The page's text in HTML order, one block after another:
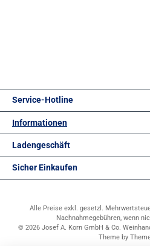
Service-Hotline
Informationen
Ladengeschäft
Sicher Einkaufen
Alle Preise exkl. gesetzl.
Nachnahmegebühren, wenn
© 2026 Josef A. Korn GmbH & Co.
Theme by